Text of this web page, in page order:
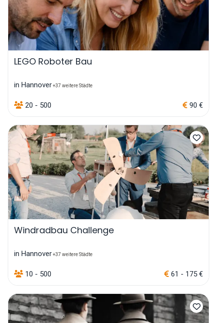
LEGO Roboter Bau
in Hannover+37 weitere Städte
20 - 500 90 €
Windradbau Challenge
in Hannover+37 weitere Städte
10 - 500 61 - 175 €